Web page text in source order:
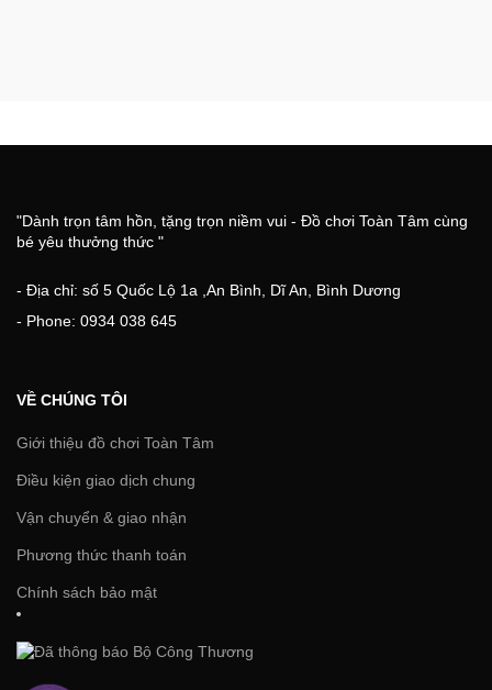
"Dành trọn tâm hồn, tặng trọn niềm vui - Đồ chơi Toàn Tâm cùng
bé yêu thưởng thức "
- Địa chỉ: số 5 Quốc Lộ 1a ,An Bình, Dĩ An, Bình Dương
- Phone: 0934 038 645
VỀ CHÚNG TÔI
Giới thiệu đồ chơi Toàn Tâm
Điều kiện giao dịch chung
Vận chuyển & giao nhận
Phương thức thanh toán
Chính sách bảo mật